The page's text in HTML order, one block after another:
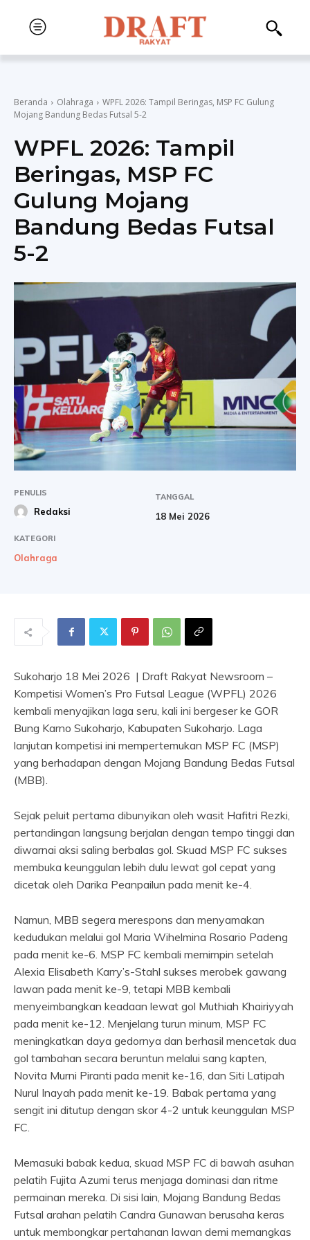
Beranda Olahraga
WPFL 2026: Tampil Beringas, MSP FC Gulung
Mojang Bandung Bedas Futsal 5-2
WPFL 2026: Tampil
Beringas, MSP FC
Gulung Mojang
Bandung Bedas Futsal
5-2
PENULIS
Redaksi
TANGGAL
18 Mei 2026
KATEGORI
Olahraga
Sukoharjo 18 Mei 2026 | Draft Rakyat Newsroom –
Kompetisi Women’s Pro Futsal League (WPFL) 2026
kembali menyajikan laga seru, kali ini bergeser ke GOR
Bung Karno Sukoharjo, Kabupaten Sukoharjo. Laga
lanjutan kompetisi ini mempertemukan MSP FC (MSP)
yang berhadapan dengan Mojang Bandung Bedas Futsal
(MBB).
​Sejak peluit pertama dibunyikan oleh wasit Hafitri Rezki,
pertandingan langsung berjalan dengan tempo tinggi dan
diwarnai aksi saling berbalas gol. Skuad MSP FC sukses
membuka keunggulan lebih dulu lewat gol cepat yang
dicetak oleh Darika Peanpailun pada menit ke-4.
Namun, MBB segera merespons dan menyamakan
kedudukan melalui gol Maria Wihelmina Rosario Padeng
pada menit ke-6. MSP FC kembali memimpin setelah
Alexia Elisabeth Karry’s-Stahl sukses merobek gawang
lawan pada menit ke-9, tetapi MBB kembali
menyeimbangkan keadaan lewat gol Muthiah Khairiyyah
pada menit ke-12. Menjelang turun minum, MSP FC
meningkatkan daya gedornya dan berhasil mencetak dua
gol tambahan secara beruntun melalui sang kapten,
Novita Murni Piranti pada menit ke-16, dan Siti Latipah
Nurul Inayah pada menit ke-19. Babak pertama yang
sengit ini ditutup dengan skor 4-2 untuk keunggulan MSP
FC.
​Memasuki babak kedua, skuad MSP FC di bawah asuhan
pelatih Fujita Azumi terus menjaga dominasi dan ritme
permainan mereka. Di sisi lain, Mojang Bandung Bedas
Futsal arahan pelatih Candra Gunawan berusaha keras
untuk membongkar pertahanan lawan demi memangkas